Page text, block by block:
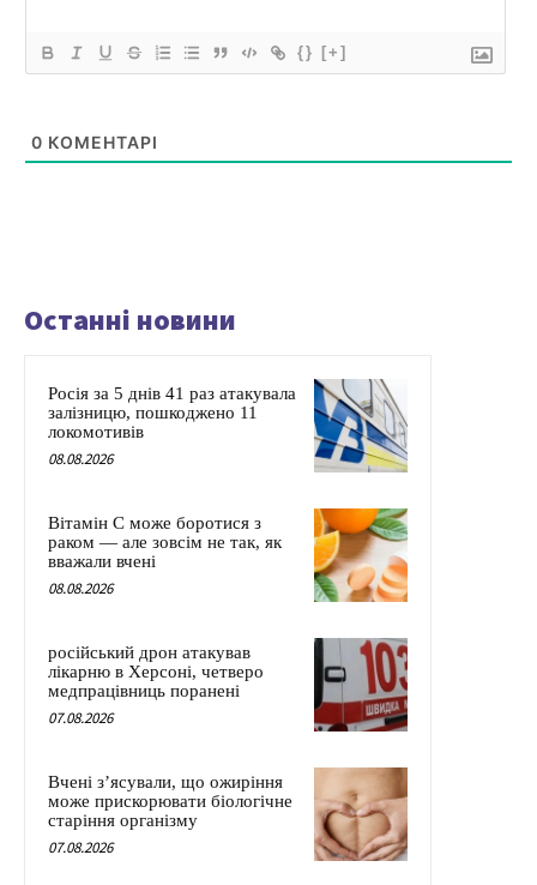
{} [+]
0 КОМЕНТАРІ
Останні новини
Росія за 5 днів 41 раз атакувала
залізницю, пошкоджено 11
локомотивів
08.08.2026
Вітамін C може боротися з
раком — але зовсім не так, як
вважали вчені
08.08.2026
російський дрон атакував
лікарню в Херсоні, четверо
медпрацівниць поранені
07.08.2026
Вчені з’ясували, що ожиріння
може прискорювати біологічне
старіння організму
07.08.2026